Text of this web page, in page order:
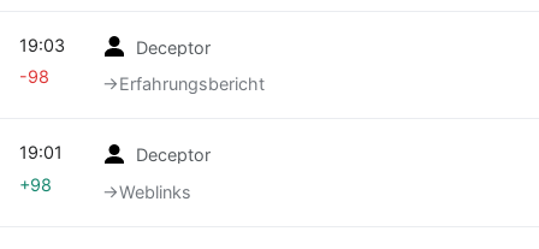
Deceptor
→‎Erfahrungsbericht
19:03
-98
Deceptor
→‎Weblinks
19:01
+98